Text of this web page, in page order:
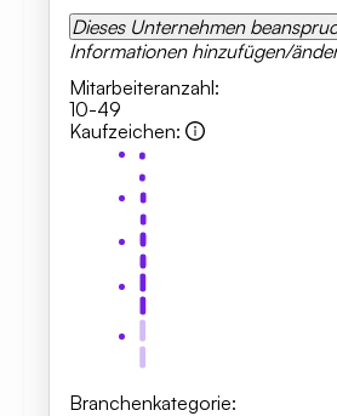
Dieses Unternehmen
Informationen hinzufügen/
Mitarbeiteranzahl:
10-49
Kaufzeichen:
Branchenkategorie: